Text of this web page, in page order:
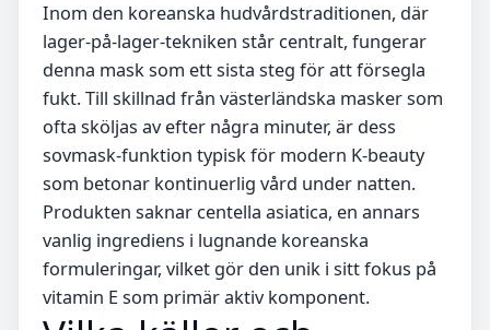
Inom den koreanska hudvårdstraditionen, där
lager-på-lager-tekniken står centralt, fungerar
denna mask som ett sista steg för att försegla
fukt. Till skillnad från västerländska masker som
ofta sköljas av efter några minuter, är dess
sovmask-funktion typisk för modern K-beauty
som betonar kontinuerlig vård under natten.
Produkten saknar centella asiatica, en annars
vanlig ingrediens i lugnande koreanska
formuleringar, vilket gör den unik i sitt fokus på
vitamin E som primär aktiv komponent.